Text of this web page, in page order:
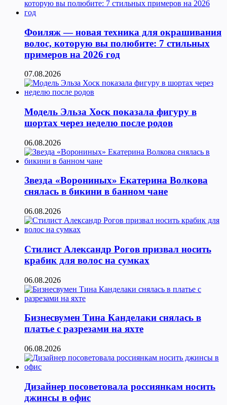
Фоиляж — новая техника для окрашивания
волос, которую вы полюбите: 7 стильных
примеров на 2026 год
07.08.2026
Модель Эльза Хоск показала фигуру в
шортах через неделю после родов
06.08.2026
Звезда «Ворониных» Екатерина Волкова
снялась в бикини в банном чане
06.08.2026
Стилист Александр Рогов призвал носить
крабик для волос на сумках
06.08.2026
Бизнесвумен Тина Канделаки снялась в
платье с разрезами на яхте
06.08.2026
Дизайнер посоветовала россиянкам носить
джинсы в офис